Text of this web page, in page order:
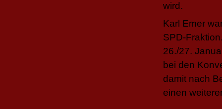
wird.
Karl Emer
SPD-
26./27.
bei den
damit nach
einen